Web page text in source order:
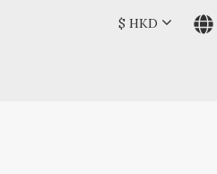
$ HKD